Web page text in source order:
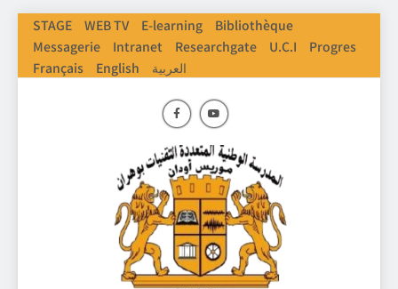
STAGE WEB TV E-learning
Bibliothèque
Messagerie
Intranet Researchgate U.C.I
Progres
Français
English العربية